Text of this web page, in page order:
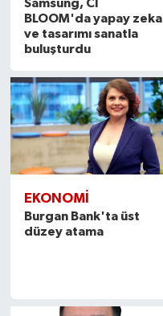
Samsung, CI
BLOOM'da yapay zeka
ve tasarımı sanatla
buluşturdu
EKONOMI
Burgan Bank'ta üst
düzey atama